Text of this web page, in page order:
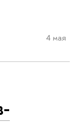
4 мая